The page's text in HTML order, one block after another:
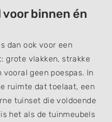
binnen én
dan ook voor een
grote vlakken, strakke
geen poespas. In
ruimte dat toelaat, een
tuinset die voldoende
het als de tuinmeubels